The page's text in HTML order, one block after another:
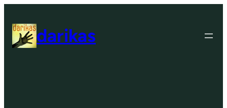
Inhalt
springen darikas